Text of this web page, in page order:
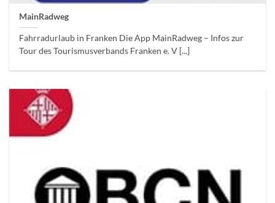
MainRadweg
Fahrradurlaub in Franken Die App MainRadweg – Infos zur
Tour des Tourismusverbands Franken e. V [...]